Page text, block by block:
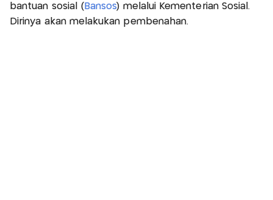
bantuan sosial ( Bansos) melalui Kementerian Sosial.
Dirinya akan melakukan pembenahan.